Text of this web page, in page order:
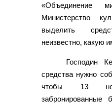
«Объединение
Министерство
выделить
неизвестно, какую
Господин
средства нужно
чтобы 13
забронированные